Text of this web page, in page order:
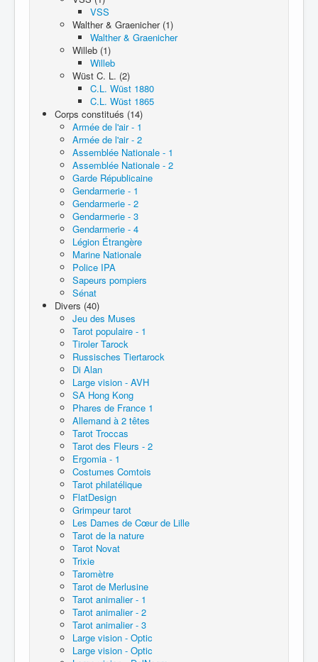
VSS
Walther & Graenicher (1)
Walther & Graenicher
Willeb (1)
Willeb
Wüst C. L. (2)
C.L. Wüst 1880
C.L. Wüst 1865
Corps constitués (14)
Armée de l'air - 1
Armée de l'air - 2
Assemblée Nationale - 1
Assemblée Nationale - 2
Garde Républicaine
Gendarmerie - 1
Gendarmerie - 2
Gendarmerie - 3
Gendarmerie - 4
Légion Étrangère
Marine Nationale
Police IPA
Sapeurs pompiers
Sénat
Divers (40)
Jeu des Muses
Tarot populaire - 1
Tiroler Tarock
Russisches Tiertarock
Di Alan
Large vision - AVH
SA Hong Kong
Phares de France 1
Allemand à 2 têtes
Tarot Troccas
Tarot des Fleurs - 2
Ergomia - 1
Costumes Comtois
Tarot philatélique
FlatDesign
Grimpeur tarot
Les Dames de Cœur de Lille
Tarot de la nature
Tarot Novat
Trixie
Taromètre
Tarot de Merlusine
Tarot animalier - 1
Tarot animalier - 2
Tarot animalier - 3
Large vision - Optic
Large vision - Optic